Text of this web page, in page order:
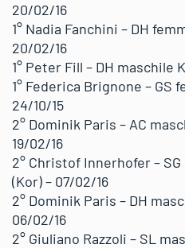
20/02/16
1° Nadia Fanchini – DH
20/02/16
1° Peter Fill – DH maschile
1° Federica Brignone – GS
24/10/15
2° Dominik Paris – AC
19/02/16
2° Christof Innerhofer –
(Kor) – 07/02/16
2° Dominik Paris – DH
06/02/16
2° Giuliano Razzoli – SL